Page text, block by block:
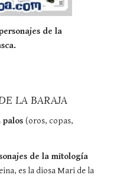
de la
LA BARAJA
palos (oros, copas,
de la mitología
es la diosa Mari de la